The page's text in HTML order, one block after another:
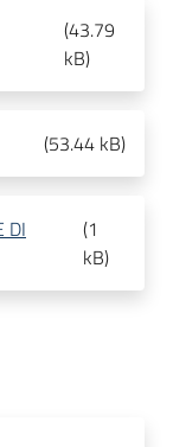
(43.79
kB)
(53.44 kB)
DI
(1
kB)